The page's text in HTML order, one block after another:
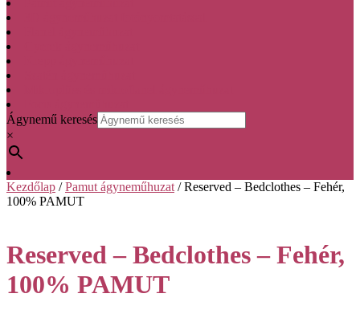
Ágynemű keresés
×
Cart
Kezdőlap /Pamut ágyneműhuzat / Reserved – Bedclothes – Fehér,
100% PAMUT
Reserved – Bedclothes – Fehér,
100% PAMUT